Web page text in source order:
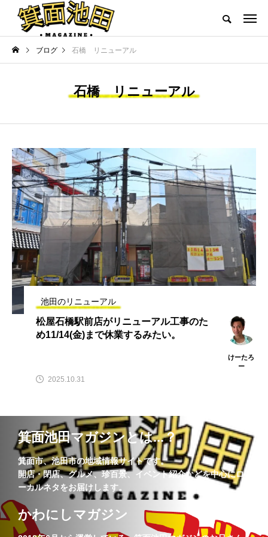
ブログ 石橋 リニューアル
石橋 リニューアル
池田のリニューアル
松屋石橋駅前店がリニューアル工事のた
め11/14(金)まで休業するみたい。
けーたろ
ー
2025.10.31
箕面池田マガジンとは...？
箕面市、池田市の地域情報サイトです。
開店・閉店、グルメ、珍百景、イベント紹介などを中心にロ
ーカルネタをお届けします。
かわにしマガジン